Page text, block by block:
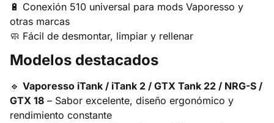
🔋 Conexión 510 universal para mods Vaporesso y
otras marcas
🧼 Fácil de desmontar, limpiar y rellenar
Modelos destacados
🔹 Vaporesso iTank / iTank 2 / GTX Tank 22 / NRG-S /
GTX 18 – Sabor excelente, diseño ergonómico y
rendimiento constante